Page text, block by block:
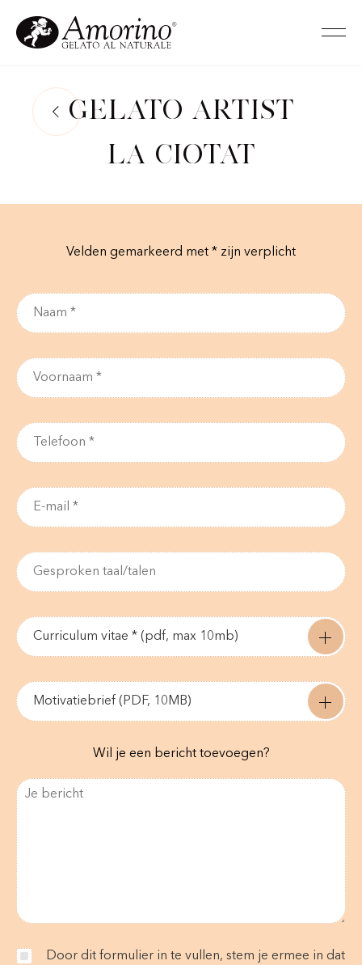
Gelato Artist
La Ciotat
Velden gemarkeerd met * zijn verplicht
Curriculum vitae * (pdf, max 10mb)
Motivatiebrief (PDF, 10MB)
Wil je een bericht toevoegen?
Door dit formulier in te vullen, stem je ermee in dat